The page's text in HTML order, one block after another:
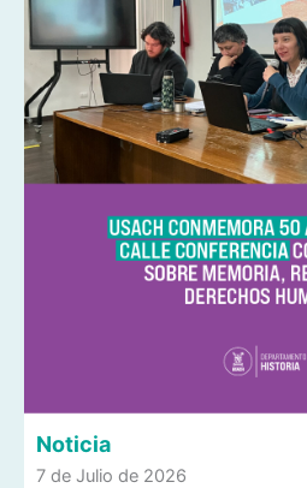
Noticia
7 de Julio de 2026